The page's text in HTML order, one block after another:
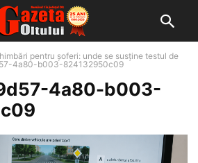
pentru șoferi: unde se susține testul de
4a80-b003-824132950c09
4a80-b003-